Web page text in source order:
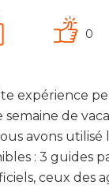
0
expérience
semaine de
avons utilisé
: 3 guides
ceux des